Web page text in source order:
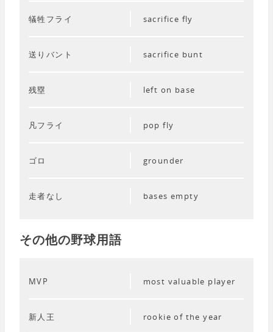
犠牲フライ sacrifice fly
送りバント sacrifice bunt
残塁 left on base
凡フライ pop fly
ゴロ grounder
走者なし bases empty
その他の野球用語
MVP most valuable player
新人王 rookie of the year